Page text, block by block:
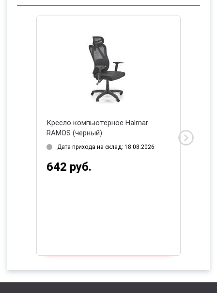
Кресло компьютерное Halmar
RAMOS (черный)
Дата прихода на склад: 18.08.2026
642 руб.
2